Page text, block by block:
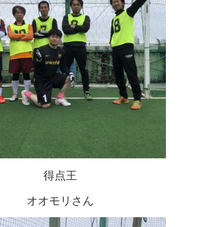
得点王
オオモリさん